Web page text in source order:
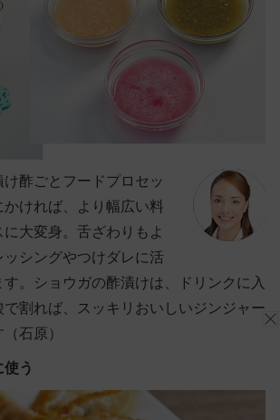
酢ごとフードプロセッ
ければ、より幅広い料
大変身。舌ざわりもよ
ッシングやつけダレに活
。ショウガの酢漬けは、ドリンクに入
割れば、スッキリおいしいジンジャー
石原）
う